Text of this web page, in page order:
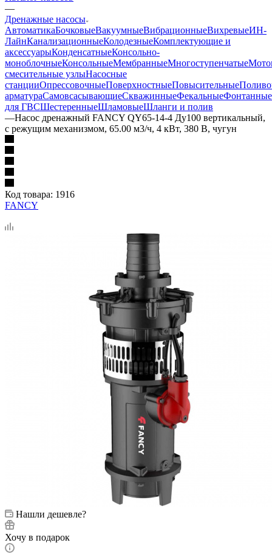
—
Дренажные насосы
АвтоматикаБочковыеВакуумныеВибрационныеВихревыеИН-
ЛайнКанализационныеКолодезныеКомплектующие и
аксессуарыКонденсатныеКонсольно-
моноблочныеКонсольныеМембранныеМногоступенчатые
смесительные узлыНасосные
станцииОпрессовочныеПоверхностныеПовысительные
арматураСамовсасывающиеСкважинныеФекальныеФонтанные
для ГВСШестеренныеШламовыеШланги и полив
—Насос дренажный FANCY QY65-14-4 Ду100 вертикальный,
с режущим механизмом, 65.00 м3/ч, 4 кВт, 380 В, чугун
Код товара: 1916
FANCY
Нашли дешевле?
Хочу в подарок